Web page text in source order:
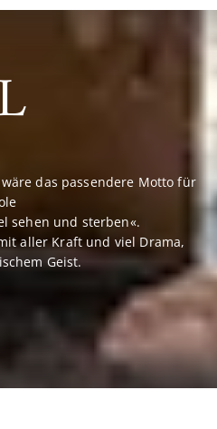
das passendere Motto für
sehen und sterben«.
aller Kraft und viel Drama,
Geist.